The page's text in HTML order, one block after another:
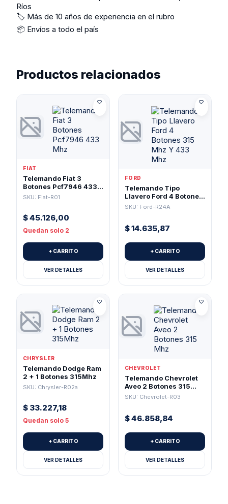
Ríos
🏷️ Más de 10 años de experiencia en el rubro
📦 Envíos a todo el país
Productos relacionados
FIAT
Telemando Fiat 3
Botones Pcf7946 433
Mhz
SKU: Fiat-R01
$45.126,00
Quedan solo 2
+ CARRITO
VER DETALLES
FORD
Telemando Tipo
Llavero Ford 4 Botones
315 Mhz Y 433 Mhz
SKU: Ford-R24A
$14.635,87
+ CARRITO
VER DETALLES
CHRYSLER
Telemando Dodge Ram
2 + 1 Botones 315Mhz
SKU: Chrysler-R02a
$ 33.227,18
Quedan solo 5
+ CARRITO
VER DETALLES
CHEVROLET
Telemando Chevrolet
Aveo 2 Botones 315
Mhz
SKU: Chevrolet-R03
$46.858,84
+ CARRITO
VER DETALLES